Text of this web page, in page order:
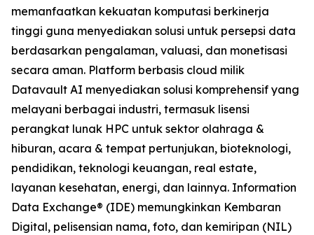
memanfaatkan kekuatan komputasi berkinerja
tinggi guna menyediakan solusi untuk persepsi data
berdasarkan pengalaman, valuasi, dan monetisasi
secara aman. Platform berbasis cloud milik
Datavault AI menyediakan solusi komprehensif yang
melayani berbagai industri, termasuk lisensi
perangkat lunak HPC untuk sektor olahraga &
hiburan, acara & tempat pertunjukan, bioteknologi,
pendidikan, teknologi keuangan, real estate,
layanan kesehatan, energi, dan lainnya. Information
Data Exchange® (IDE) memungkinkan Kembaran
Digital, pelisensian nama, foto, dan kemiripan (NIL)